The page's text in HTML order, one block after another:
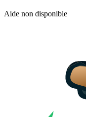
Aide non disponible